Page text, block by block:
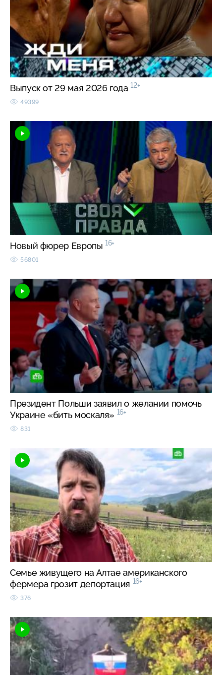
Выпуск от 29 мая 2026 года 12+
49399
Новый фюрер Европы 16+
56801
Президент Польши заявил о желании помочь
Украине «бить москаля» 16+
831
Семье живущего на Алтае американского
фермера грозит депортация 16+
376